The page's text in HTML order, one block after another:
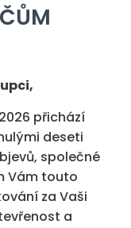
přichází
deseti
společné
Vám touto
za Vaši
a